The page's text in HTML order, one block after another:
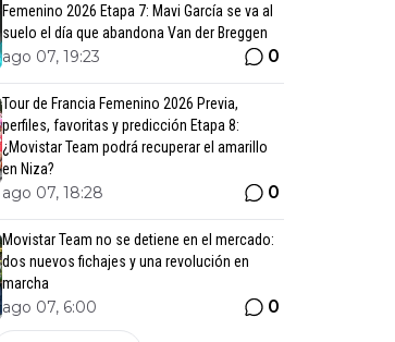
Femenino 2026 Etapa 7: Mavi García se va al
suelo el día que abandona Van der Breggen
ago 07, 19:23 0
Tour de Francia Femenino 2026 Previa,
perfiles, favoritas y predicción Etapa 8:
¿Movistar Team podrá recuperar el amarillo
en Niza?
ago 07, 18:28 0
Movistar Team no se detiene en el mercado:
dos nuevos fichajes y una revolución en
marcha
ago 07, 6:00 0